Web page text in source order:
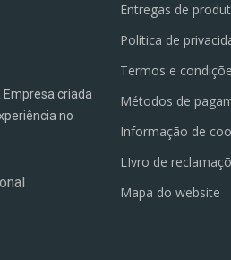
Empresa criada
no
Entregas de
Política de
Termos e
Métodos de
Informação de
LIvro de
Mapa do website